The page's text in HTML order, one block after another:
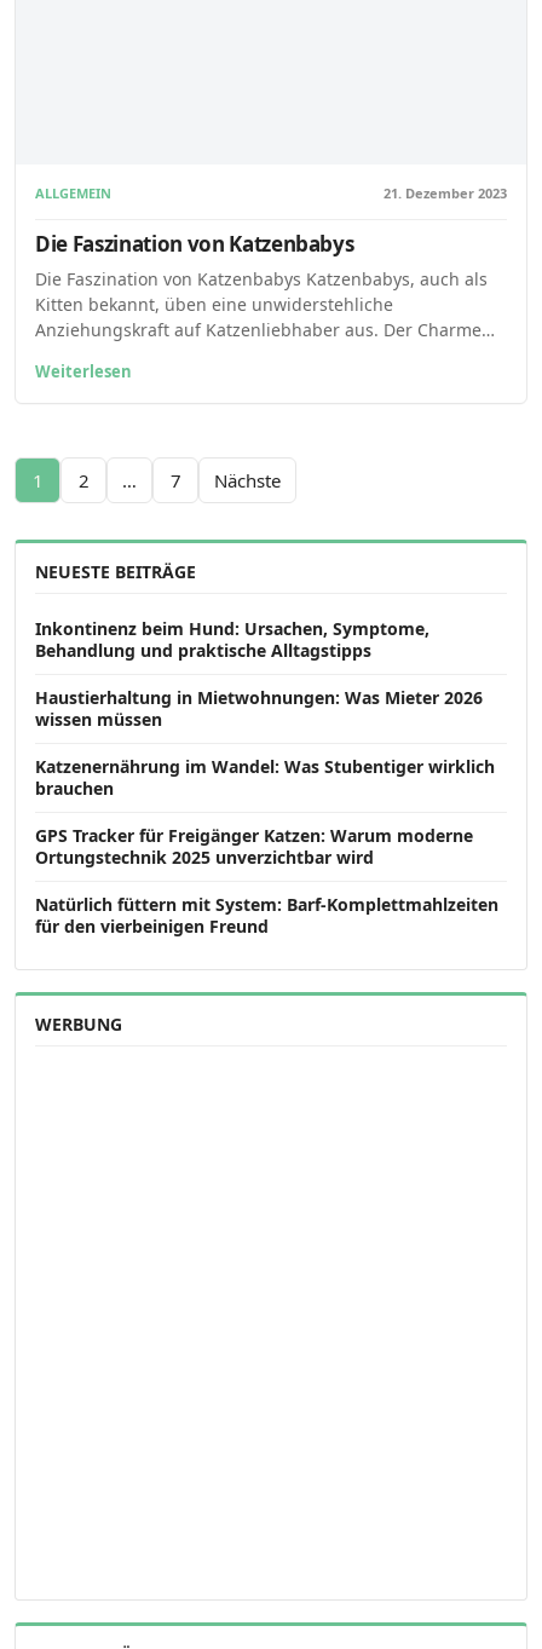
ALLGEMEIN 21. Dezember 2023
Die Faszination von Katzenbabys
Die Faszination von Katzenbabys Katzenbabys, auch als
Kitten bekannt, üben eine unwiderstehliche
Anziehungskraft auf Katzenliebhaber aus. Der Charme…
Weiterlesen
Seitennummerierung der Beiträge
1 2 … 7 Nächste
NEUESTE BEITRÄGE
Inkontinenz beim Hund: Ursachen, Symptome,
Behandlung und praktische Alltagstipps
Haustierhaltung in Mietwohnungen: Was Mieter 2026
wissen müssen
Katzenernährung im Wandel: Was Stubentiger wirklich
brauchen
GPS Tracker für Freigänger Katzen: Warum moderne
Ortungstechnik 2025 unverzichtbar wird
Natürlich füttern mit System: Barf-Komplettmahlzeiten
für den vierbeinigen Freund
WERBUNG